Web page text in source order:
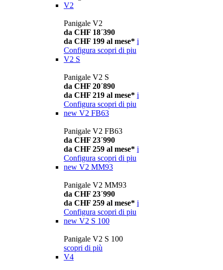
V2
Panigale V2
da CHF 18´390
da CHF 199 al mese* i
Configura scopri di piu
V2 S
Panigale V2 S
da CHF 20´890
da CHF 219 al mese* i
Configura scopri di piu
new V2 FB63
Panigale V2 FB63
da CHF 23´990
da CHF 259 al mese* i
Configura scopri di piu
new V2 MM93
Panigale V2 MM93
da CHF 23´990
da CHF 259 al mese* i
Configura scopri di piu
new V2 S 100
Panigale V2 S 100
scopri di più
V4